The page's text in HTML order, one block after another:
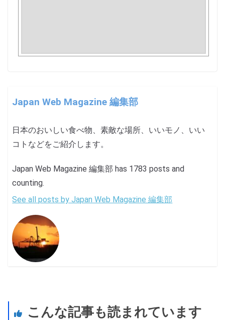
Japan Web Magazine 編集部
日本のおいしい食べ物、素敵な場所、いいモノ、いい
コトなどをご紹介します。
Japan Web Magazine 編集部 has 1783 posts and
counting.
See all posts by Japan Web Magazine 編集部
こんな記事も読まれています